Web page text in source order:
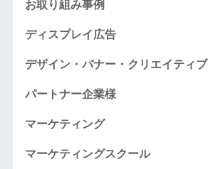
お取り組み事例
ディスプレイ広告
デザイン・バナー・クリエイティブ
パートナー企業様
マーケティング
マーケティングスクール